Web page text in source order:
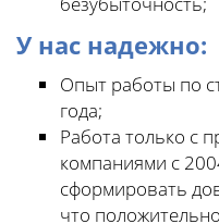
У нас надежно:
Опыт работы по
года;
Работа только с
компаниями с
сформировать
что